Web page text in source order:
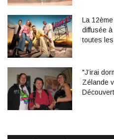
La
diffusée
toutes
"J’irai
Zélande